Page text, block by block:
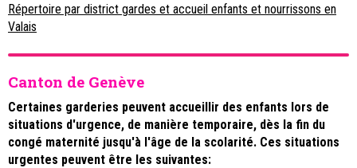
Répertoire par district gardes et accueil enfants et nourrissons en
Valais
Canton de Genève
Certaines garderies peuvent accueillir des enfants lors de
situations d'urgence, de manière temporaire, dès la fin du
congé maternité jusqu'à l'âge de la scolarité. Ces situations
urgentes peuvent être les suivantes: